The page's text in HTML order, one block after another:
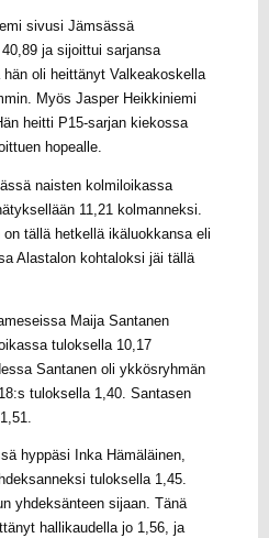
sivusi Jämsässä
ja sijoittui sarjansa
oli heittänyt Valkeakoskella
Myös Jasper Heikkiniemi
heitti P15-sarjan kiekossa
hopealle.
naisten kolmiloikassa
11,21 kolmanneksi.
on tällä hetkellä ikäluokkansa eli
Alastalon kohtaloksi jäi tällä
Maija Santanen
tuloksella 10,17
Santanen oli ykkösryhmän
tuloksella 1,40. Santasen
hyppäsi Inka Hämäläinen,
tuloksella 1,45.
yhdeksänteen sijaan. Tänä
hallikaudella jo 1,56, ja